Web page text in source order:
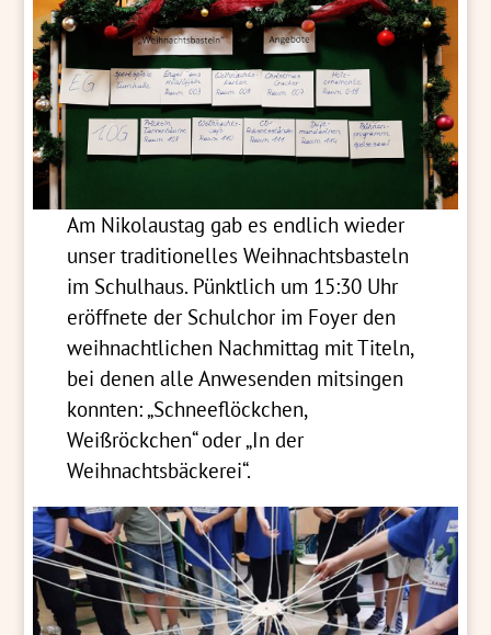
Am Nikolaustag gab es endlich wieder
unser traditionelles Weihnachtsbasteln
im Schulhaus. Pünktlich um 15:30 Uhr
eröffnete der Schulchor im Foyer den
weihnachtlichen Nachmittag mit Titeln,
bei denen alle Anwesenden mitsingen
konnten: „Schneeflöckchen,
Weißröckchen“ oder „In der
Weihnachtsbäckerei“.